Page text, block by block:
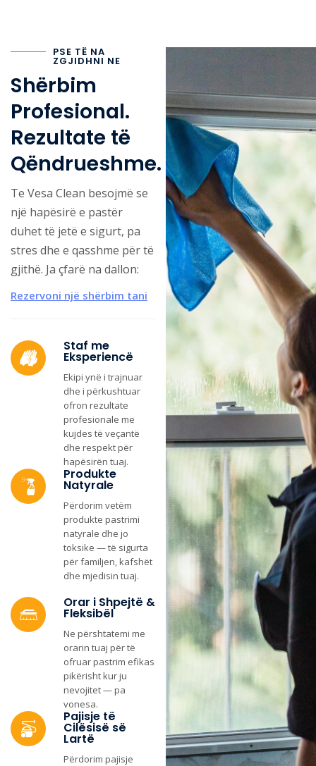
PSE TË NA
ZGJIDHNI NE
Shërbim
Profesional.
Rezultate të
Qëndrueshme.
Te Vesa Clean besojmë se
një hapësirë e pastër
duhet të jetë e sigurt, pa
stres dhe e qasshme për të
gjithë. Ja çfarë na dallon:
Rezervoni një shërbim tani
Staf me
Eksperiencë
Ekipi ynë i trajnuar
dhe i përkushtuar
ofron rezultate
profesionale me
kujdes të veçantë
dhe respekt për
hapësirën tuaj.
Produkte
Natyrale
Përdorim vetëm
produkte pastrimi
natyrale dhe jo
toksike — të sigurta
për familjen, kafshët
dhe mjedisin tuaj.
Orar i Shpejtë &
Fleksibël
Ne përshtatemi me
orarin tuaj për të
ofruar pastrim efikas
pikërisht kur ju
nevojitet — pa
vonesa.
Pajisje të
Cilësisë së
Lartë
Përdorim pajisje